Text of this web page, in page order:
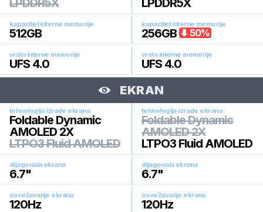
LPDDR5X LPDDR5X
kapacitet interne memorije
512GB
kapacitet interne memorije
256GB 50%
vrsta interne memorije
UFS 4.0
vrsta interne memorije
UFS 4.0
EKRAN
tehnologija izrade ekrana
Foldable Dynamic
AMOLED 2X
LTPO3 Fluid AMOLED
tehnologija izrade ekrana
Foldable Dynamic
AMOLED 2X
LTPO3 Fluid AMOLED
dijagonala ekrana
6.7"
dijagonala ekrana
6.7"
osvežavanje ekrana
120Hz
osvežavanje ekrana
120Hz